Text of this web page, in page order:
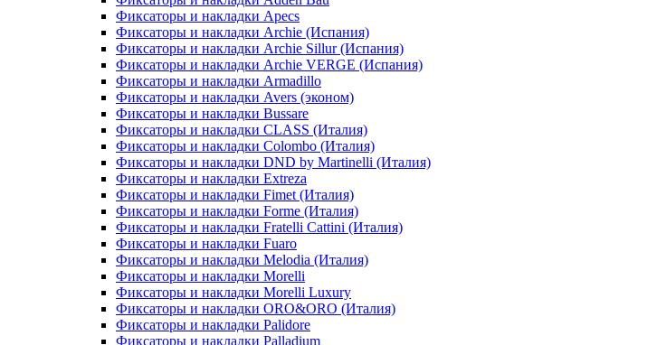
Фиксаторы и накладки Apecs
Фиксаторы и накладки Archie (Испания)
Фиксаторы и накладки Archie Sillur (Испания)
Фиксаторы и накладки Archie VERGE (Испания)
Фиксаторы и накладки Armadillo
Фиксаторы и накладки Avers (эконом)
Фиксаторы и накладки Bussare
Фиксаторы и накладки CLASS (Италия)
Фиксаторы и накладки Colombo (Италия)
Фиксаторы и накладки DND by Martinelli (Италия)
Фиксаторы и накладки Extreza
Фиксаторы и накладки Fimet (Италия)
Фиксаторы и накладки Forme (Италия)
Фиксаторы и накладки Fratelli Cattini (Италия)
Фиксаторы и накладки Fuaro
Фиксаторы и накладки Melodia (Италия)
Фиксаторы и накладки Morelli
Фиксаторы и накладки Morelli Luxury
Фиксаторы и накладки ORO&ORO (Италия)
Фиксаторы и накладки Palidore
Фиксаторы и накладки Palladium